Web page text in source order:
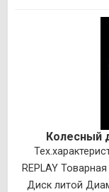
Колесный
REPLAY
Диск литой